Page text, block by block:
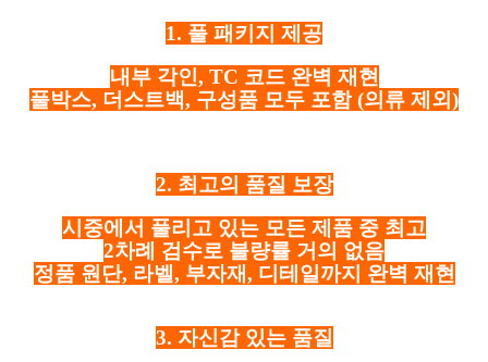
1. 풀 패키지 제공
내부 각인, TC 코드 완벽 재현
풀박스, 더스트백, 구성품 모두 포함 (의류 제외)
2. 최고의 품질 보장
시중에서 풀리고 있는 모든 제품 중 최고
2차례 검수로 불량률 거의 없음
정품 원단, 라벨, 부자재, 디테일까지 완벽 재현
3. 자신감 있는 품질